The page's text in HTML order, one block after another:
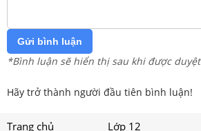
Gửi bình luận
*Bình luận sẽ hiển thị sau khi được duyệt
Hãy trở thành người đầu tiên bình luận!
Trang chủ Lớp 12